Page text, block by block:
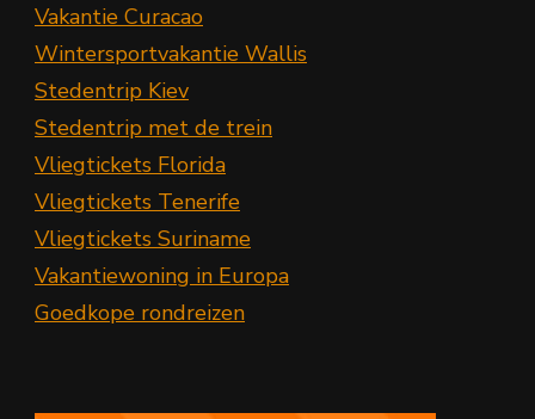
Vakantie Curacao
Wintersportvakantie Wallis
Stedentrip Kiev
Stedentrip met de trein
Vliegtickets Florida
Vliegtickets Tenerife
Vliegtickets Suriname
Vakantiewoning in Europa
Goedkope rondreizen